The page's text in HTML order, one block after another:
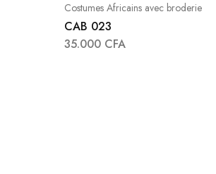
Costumes Africains avec broderie
CAB 023
35.000 CFA